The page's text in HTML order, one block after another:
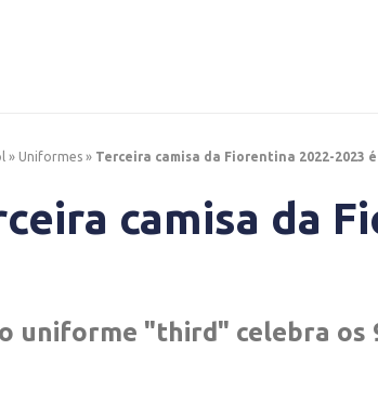
» Uniformes » Terceira camisa da Fiorentina 2022-2023
camisa da
uniforme "third" celebra os